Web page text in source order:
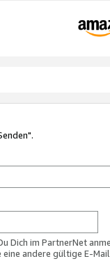
Dich im PartnerNet
andere gültige E-